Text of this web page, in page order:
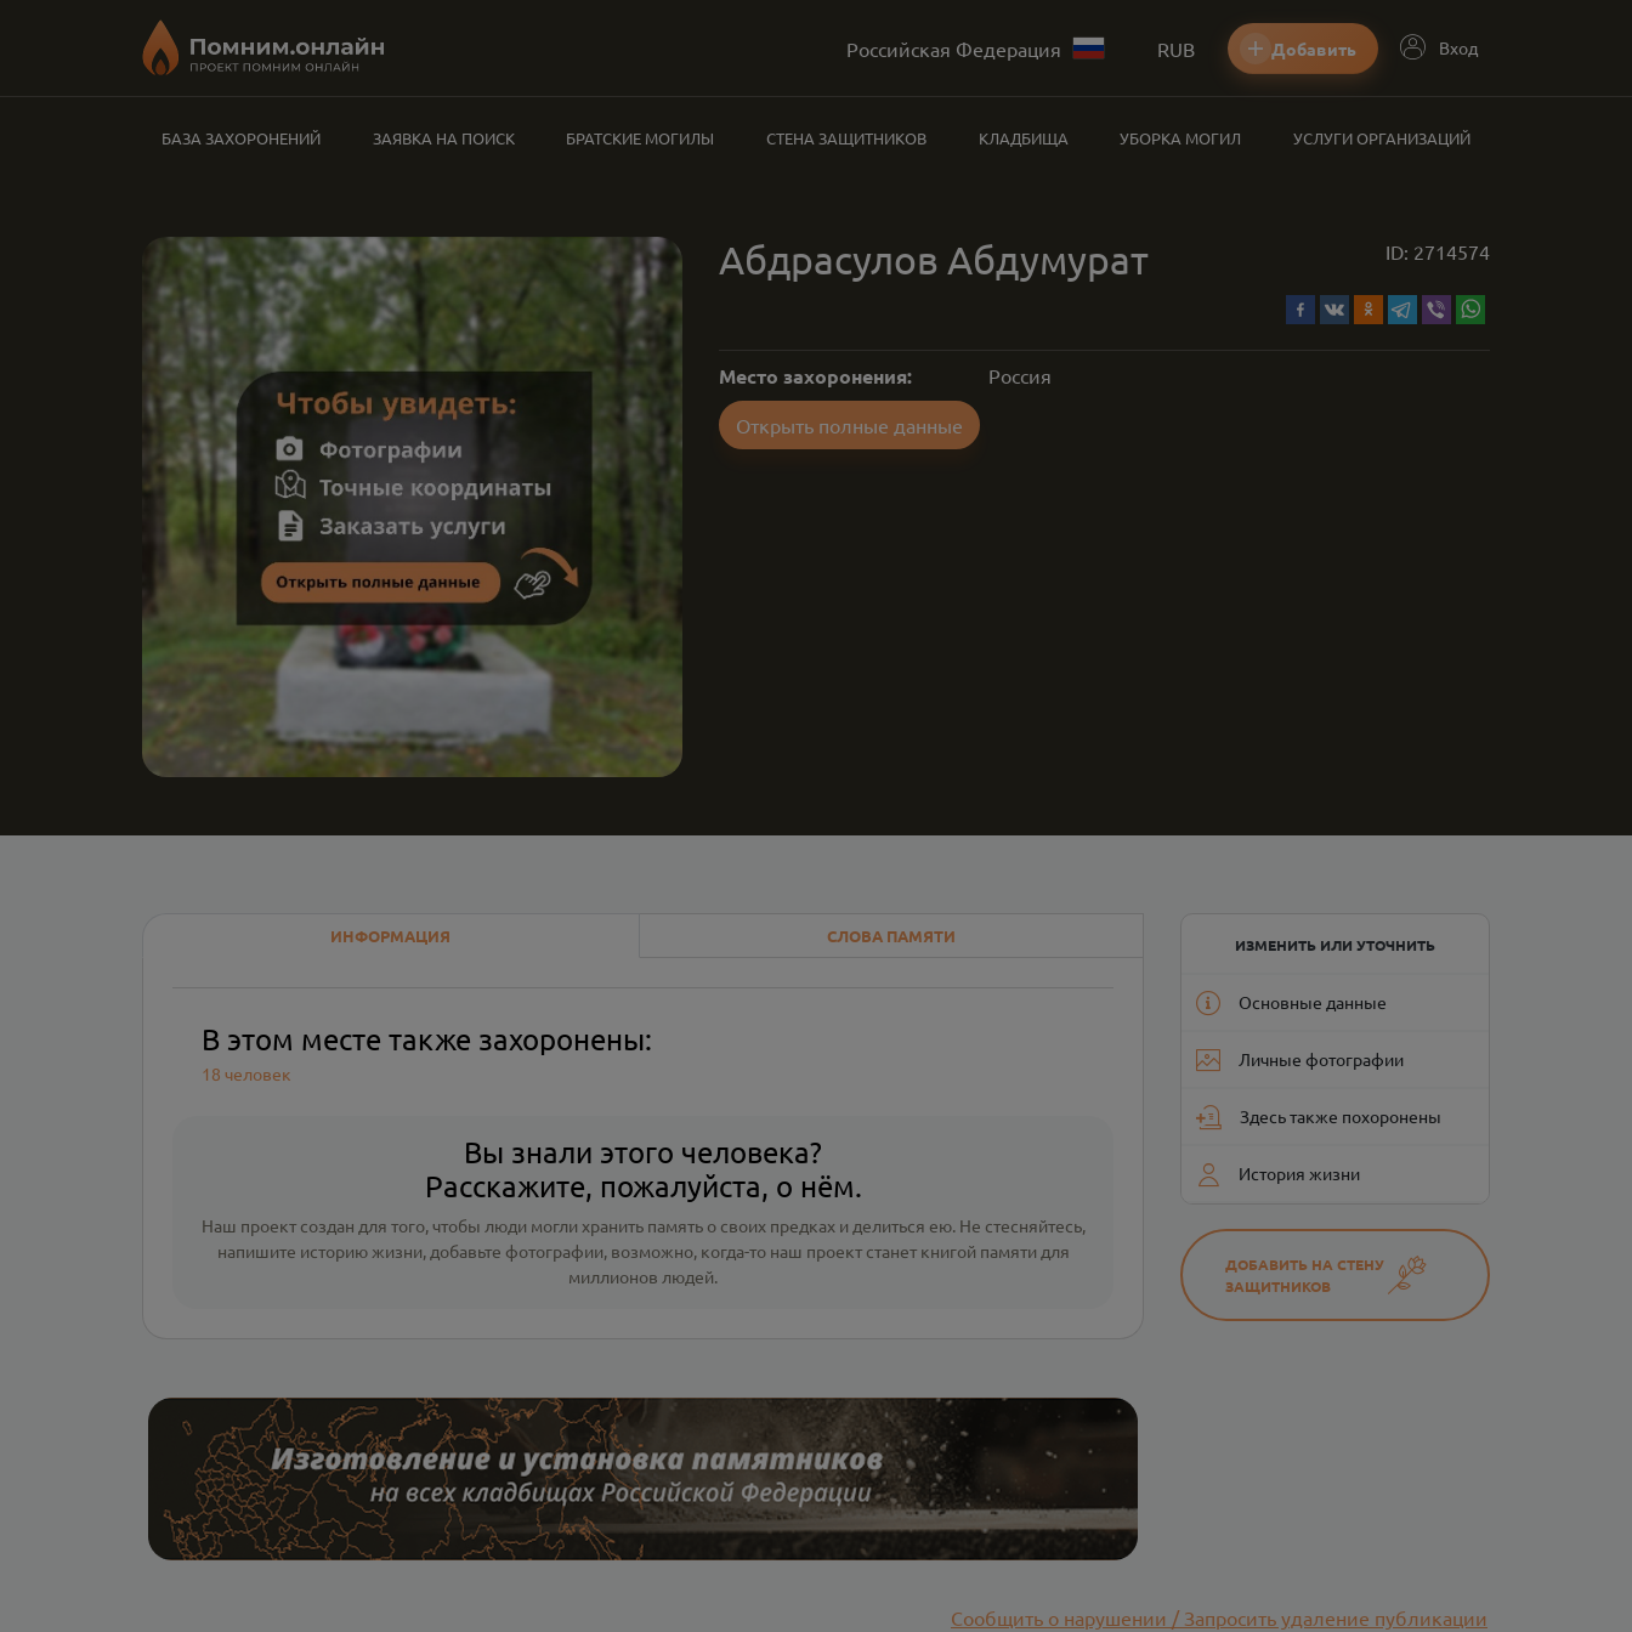
Российская Федерация RUB Добавить Вход
БАЗА ЗАХОРОНЕНИЙ ЗАЯВКА НА ПОИСК БРАТСКИЕ МОГИЛЫ СТЕНА ЗАЩИТНИКОВ КЛАДБИЩА УБОРКА МОГИЛ УСЛУГИ ОРГАНИЗАЦИЙ
Абдрасулов Абдумурат ID: 2714574
Место захоронения: Россия
Открыть полные данные
ИНФОРМАЦИЯ СЛОВА ПАМЯТИ
В этом месте также захоронены:
18 человек
Вы знали этого человека?
Расскажите, пожалуйста, о нём.
Наш проект создан для того, чтобы люди могли хранить память о своих предках и делиться ею. Не стесняйтесь,
напишите историю жизни, добавьте фотографии, возможно, когда-то наш проект станет книгой памяти для
миллионов людей.
ИЗМЕНИТЬ ИЛИ УТОЧНИТЬ
Основные данные
Личные фотографии
Здесь также похоронены
История жизни
ДОБАВИТЬ НА СТЕНУ
ЗАЩИТНИКОВ
Сообщить о нарушении / Запросить удаление публикации